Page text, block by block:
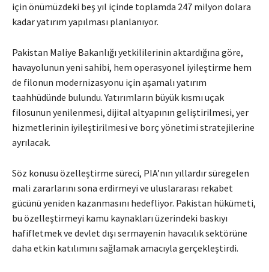
için önümüzdeki beş yıl içinde toplamda 247 milyon dolara
kadar yatırım yapılması planlanıyor.
Pakistan Maliye Bakanlığı yetkililerinin aktardığına göre,
havayolunun yeni sahibi, hem operasyonel iyileştirme hem
de filonun modernizasyonu için aşamalı yatırım
taahhüdünde bulundu. Yatırımların büyük kısmı uçak
filosunun yenilenmesi, dijital altyapının geliştirilmesi, yer
hizmetlerinin iyileştirilmesi ve borç yönetimi stratejilerine
ayrılacak.
Söz konusu özelleştirme süreci, PIA’nın yıllardır süregelen
mali zararlarını sona erdirmeyi ve uluslararası rekabet
gücünü yeniden kazanmasını hedefliyor. Pakistan hükümeti,
bu özelleştirmeyi kamu kaynakları üzerindeki baskıyı
hafifletmek ve devlet dışı sermayenin havacılık sektörüne
daha etkin katılımını sağlamak amacıyla gerçekleştirdi.